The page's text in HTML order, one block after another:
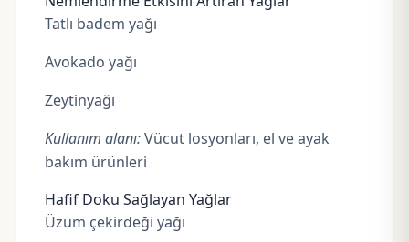
Tatlı badem yağı
Avokado yağı
Zeytinyağı
Kullanım alanı:Vücut losyonları, el ve ayak
bakım ürünleri
Hafif Doku Sağlayan Yağlar
Üzüm çekirdeği yağı